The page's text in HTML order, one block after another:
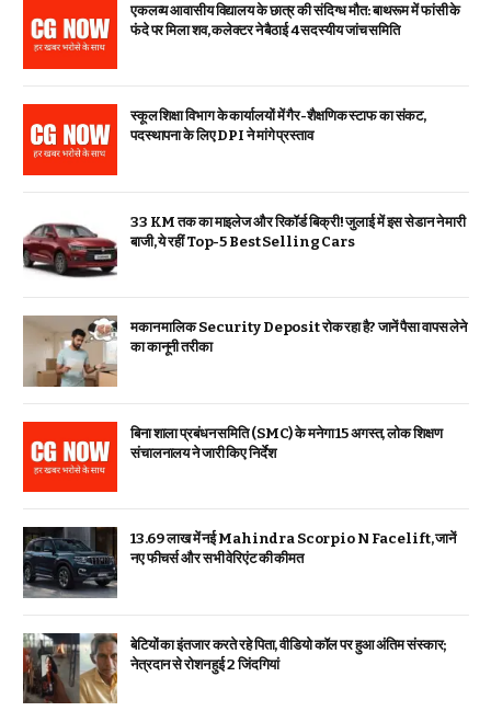
एकलव्य आवासीय विद्यालय के छात्र की संदिग्ध मौत: बाथरूम में फांसी के
फंदे पर मिला शव, कलेक्टर ने बैठाई 4 सदस्यीय जांच समिति
स्कूल शिक्षा विभाग के कार्यालयों में गैर-शैक्षणिक स्टाफ का संकट,
पदस्थापना के लिए DPI ने मांगे प्रस्ताव
33 KM तक का माइलेज और रिकॉर्ड बिक्री! जुलाई में इस सेडान ने मारी
बाजी, ये रहीं Top-5 Best Selling Cars
मकान मालिक Security Deposit रोक रहा है? जानें पैसा वापस लेने
का कानूनी तरीका
बिना शाला प्रबंधन समिति (SMC) के मनेगा 15 अगस्त, लोक शिक्षण
संचालनालय ने जारी किए निर्देश
₹13.69 लाख में नई Mahindra Scorpio N Facelift, जानें
नए फीचर्स और सभी वेरिएंट की कीमत
बेटियों का इंतजार करते रहे पिता, वीडियो कॉल पर हुआ अंतिम संस्कार;
नेत्रदान से रोशन हुई 2 जिंदगियां